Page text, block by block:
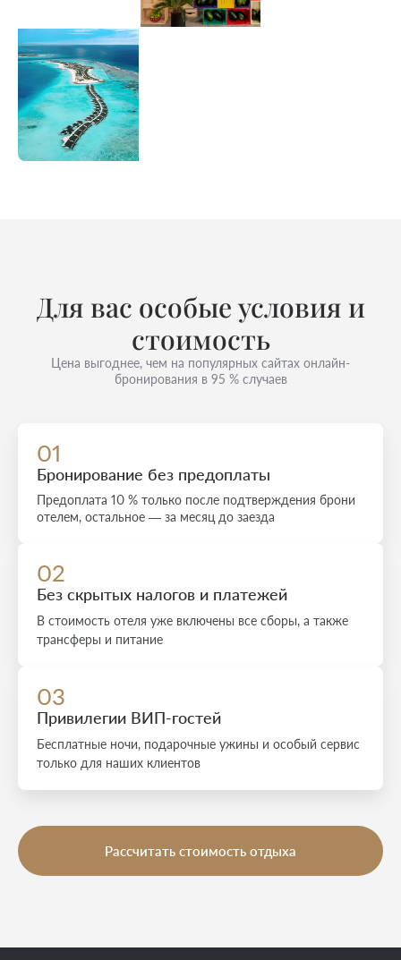
Для вас особые условия и
стоимость
Цена выгоднее, чем на популярных сайтах онлайн-
бронирования в 95 % случаев
01
Бронирование без предоплаты
Предоплата 10 % только после подтверждения брони
отелем, остальное — за месяц до заезда
02
Без скрытых налогов и платежей
В стоимость отеля уже включены все сборы, а также
трансферы и питание
03
Привилегии ВИП-гостей
Бесплатные ночи, подарочные ужины и особый сервис
только для наших клиентов
Рассчитать стоимость отдыха